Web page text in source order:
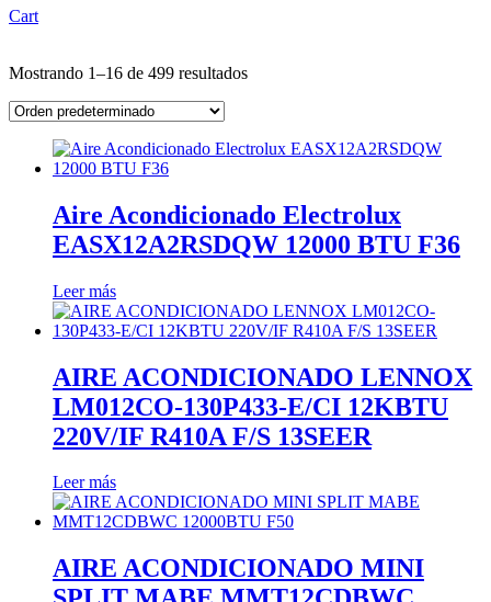
Cart
Mostrando 1–16 de 499 resultados
Aire Acondicionado Electrolux
EASX12A2RSDQW 12000 BTU F36
Leer más
AIRE ACONDICIONADO LENNOX
LM012CO-130P433-E/CI 12KBTU
220V/IF R410A F/S 13SEER
Leer más
AIRE ACONDICIONADO MINI